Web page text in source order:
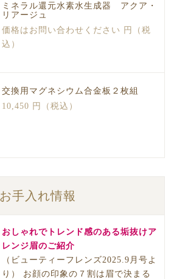
ミネラル還元水素水生成器 アクア・
リアージュ
価格はお問い合わせください 円（税
込）
交換用マグネシウム合金板２枚組
10,450 円（税込）
お手入れ情報
おしゃれでトレンド感のある垢抜けア
レンジ眉のご紹介
（ビューティーフレンズ2025.9月号よ
り） お顔の印象の７割は眉で決まる